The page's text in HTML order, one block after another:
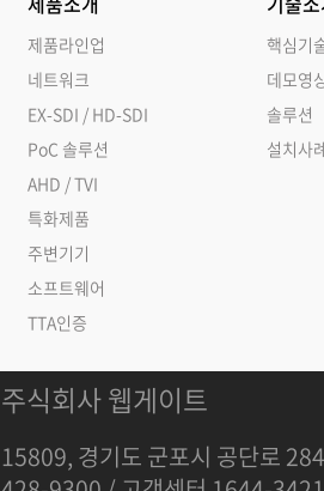
제품라인업
네트워크
EX-SDI / HD-SDI
PoC 솔루션
AHD / TVI
특화제품
주변기기
소프트웨어
TTA인증
핵심기
데모영
솔루션
설치사
주식회사 웹게이트
15809, 경기도 군포시 공단로